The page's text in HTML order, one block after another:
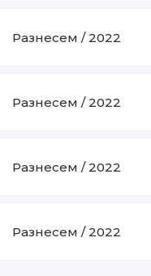
Разнесем / 2022
Разнесем / 2022
Разнесем / 2022
Разнесем / 2022